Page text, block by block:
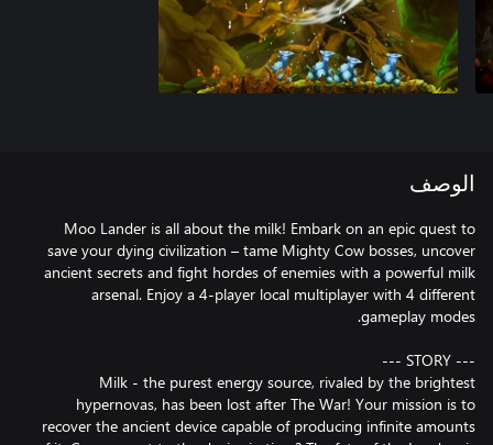
الوصف
Moo Lander is all about the milk! Embark on an epic quest to
save your dying civilization – tame Mighty Cow bosses, uncover
ancient secrets and fight hordes of enemies with a powerful milk
arsenal. Enjoy a 4-player local multiplayer with 4 different
Milk - the purest energy source, rivaled by the brightest
hypernovas, has been lost after The War! Your mission is to
recover the ancient device capable of producing infinite amounts